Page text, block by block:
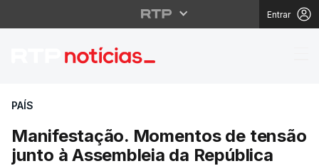
Entrar
Manifestação.
PAÍS
Manifestação. Momentos de tensão
junto à Assembleia da República